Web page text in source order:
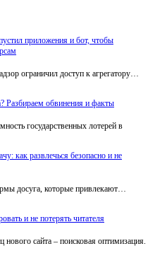
приложения и бот, чтобы
ограничил доступ к агрегатору…
Разбираем обвинения и факты
государственных лотерей в
как развлечься безопасно и не
досуга, которые привлекают…
и не потерять читателя
нового сайта – поисковая оптимизация.